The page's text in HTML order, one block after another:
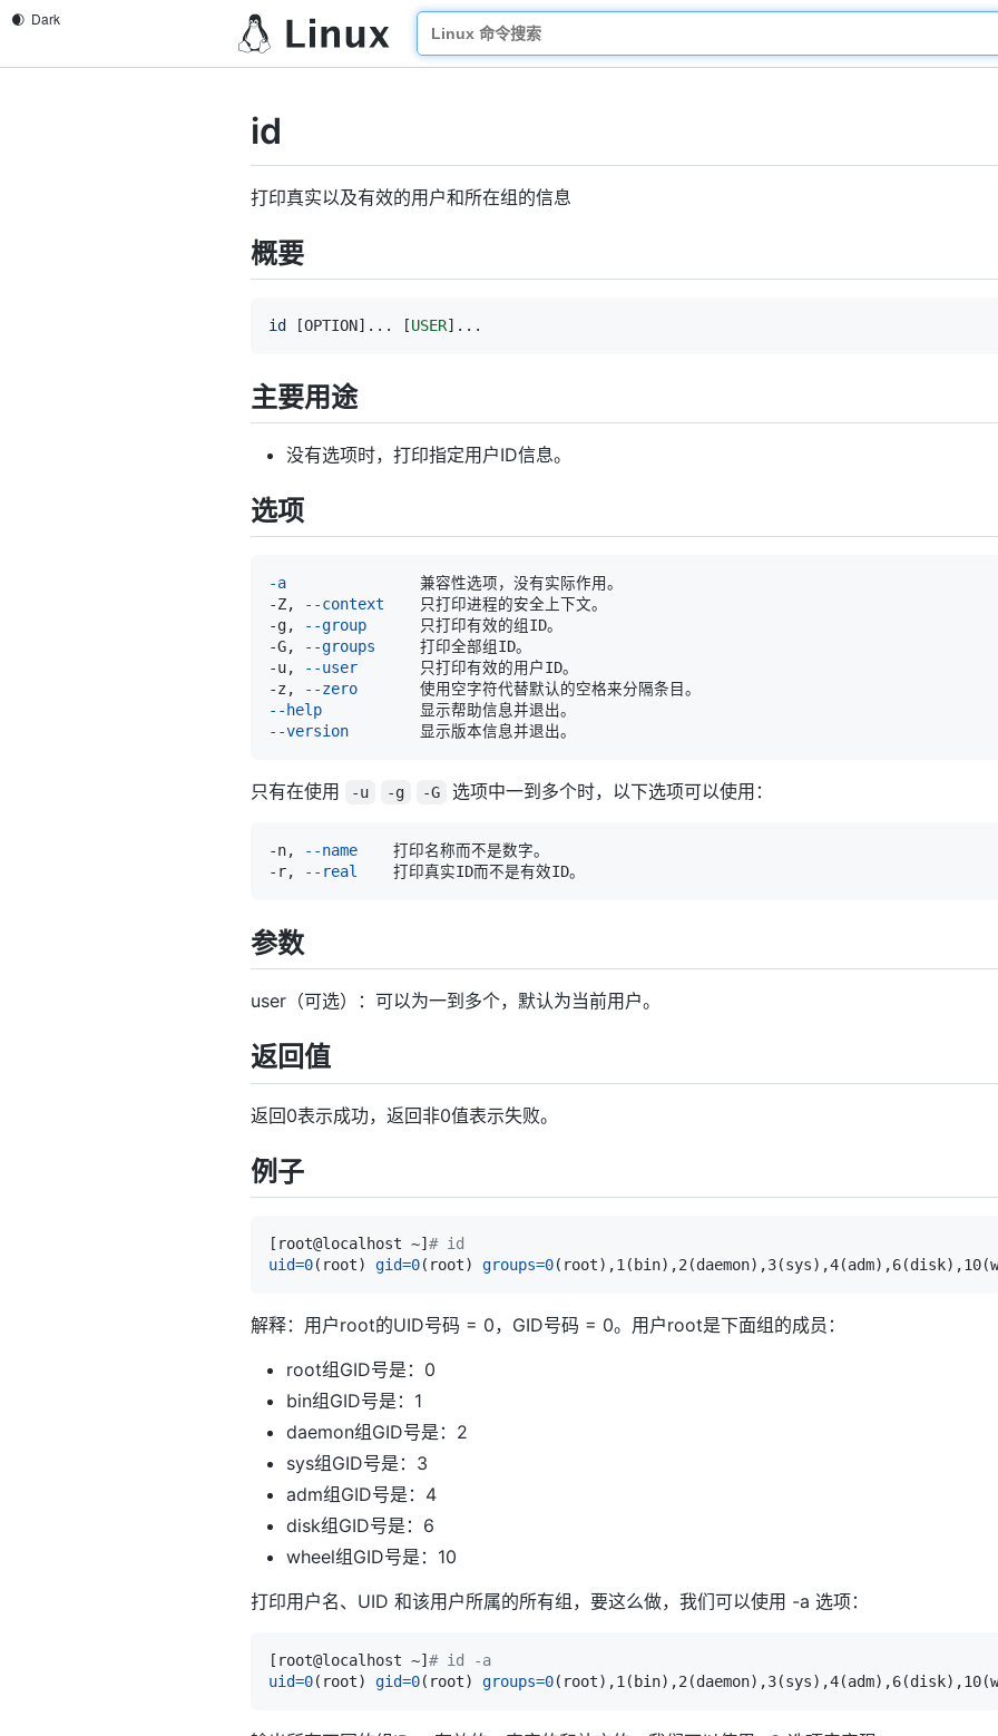
id
打印真实以及有效的用户和所在组的信息
概要
id [OPTION] .. . [USER] ..
主要用途
没有选项时，打印指定用户ID信息。
选项
-a
-Z,
--context
-g,
--group
-G,
--groups
-u,
--user
-z,
--zero
--help
--version
只有在使用 -u -g -G 选项中一到多个时，以下选项可以使用：
-n, --name
-r,
--real
参数
user（可选）：可以为一到多个，默认为当前用户。
返回值
返回0表示成功，返回非0值表示失败。
例子
[ root@localhost ~] # id
uid=0( root) gid=0( root) groups=0( root) ,1 ( bin) ,2 (daemon) ,3(sys) ,4(adm) ,6(disk) ,10(
解释：用户root的UID号码 = 0，GID号码 = 0。用户root是下面组的成员：
root组GID号是：0
bin组GID号是：1
daemon组GID号是：2
sys组GID号是：3
adm组GID号是：4
disk组GID号是：6
wheel组GID号是：10
打印用户名、UID 和该用户所属的所有组，要这么做，我们可以使用 -a 选项：
[ root@localhost ~] # id -a
uid=0( root) gid=0( root) groups=0( root) ,1 ( bin) ,2 (daemon) ,3(sys) ,4(adm) ,6(disk) ,10(